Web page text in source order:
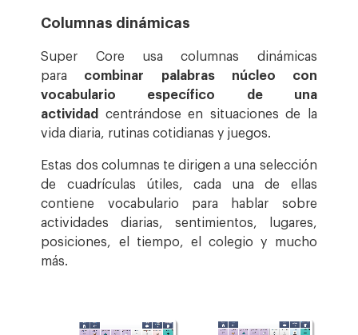
Columnas dinámicas
Super Core usa columnas dinámicas
para combinar palabras núcleo con
vocabulario específico de una
actividad centrándose en situaciones de la
vida diaria, rutinas cotidianas y juegos.
Estas dos columnas te dirigen a una selección
de cuadrículas útiles, cada una de ellas
contiene vocabulario para hablar sobre
actividades diarias, sentimientos, lugares,
posiciones, el tiempo, el colegio y mucho
más.